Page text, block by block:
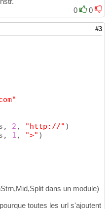
0
0
#3
2 , "http://" )
1 , ">" )
dans un module)
toutes les url s'ajoutent